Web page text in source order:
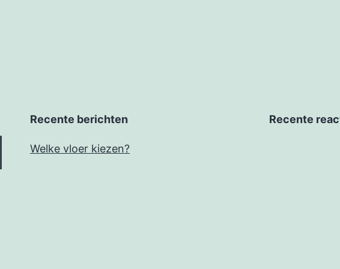
Recente berichten
Welke vloer kiezen?
Recente